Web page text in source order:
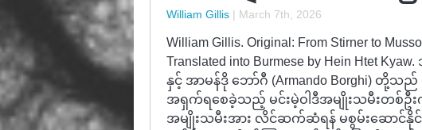
William Gillis | March 7th, 2026
William Gillis. Original: From Stirner to
Translated into Burmese by Hein Htet
နှင့် အာမန်ဒို ဘော်ဂီ (Armando Borghi) တို့
အရှက်ရစေခဲ့သည့် မင်းမဲ့ဝါဒီအမျိုးသမီးတစ်
အမျိုးသမီးအား လိင်ဆက်ဆံရန် မစွမ်းဆောင်နို